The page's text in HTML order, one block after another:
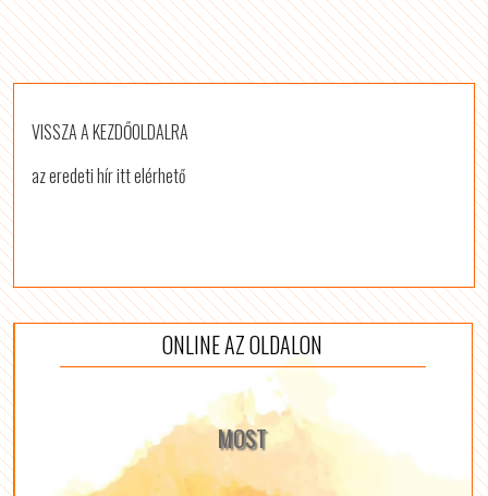
VISSZA A KEZDŐOLDALRA
az eredeti hír itt elérhető
ONLINE AZ OLDALON
MOST